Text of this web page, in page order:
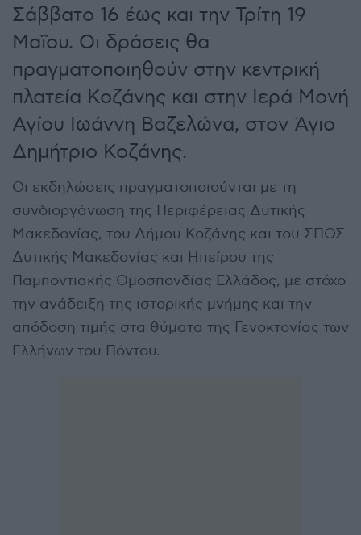
Σάββατο 16 έως και την Τρίτη 19
Μαΐου. Οι δράσεις θα
πραγματοποιηθούν στην κεντρική
πλατεία Κοζάνης και στην Ιερά Μονή
Αγίου Ιωάννη Βαζελώνα, στον Άγιο
Δημήτριο Κοζάνης.
Οι εκδηλώσεις πραγματοποιούνται με τη
συνδιοργάνωση της Περιφέρειας Δυτικής
Μακεδονίας, του Δήμου Κοζάνης και του ΣΠΟΣ
Δυτικής Μακεδονίας και Ηπείρου της
Παμποντιακής Ομοσπονδίας Ελλάδος, με στόχο
την ανάδειξη της ιστορικής μνήμης και την
απόδοση τιμής στα θύματα της Γενοκτονίας των
Ελλήνων του Πόντου.